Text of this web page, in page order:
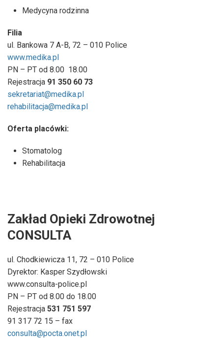
Medycyna rodzinna
Filia
ul. Bankowa 7 A-B, 72 – 010 Police
www.medika.pl
PN – PT od 8.00 18.00
Rejestracja 91 350 60 73
sekretariat@medika.pl
rehabilitacja@medika.pl
Oferta placówki:
Stomatolog
Rehabilitacja
Zakład Opieki Zdrowotnej
CONSULTA
ul. Chodkiewicza 11, 72 – 010 Police
Dyrektor: Kasper Szydłowski
www.consulta-police.pl
PN – PT od 8.00 do 18.00
Rejestracja 531 751 597
91 317 72 15 – fax
consulta@pocta.onet.pl